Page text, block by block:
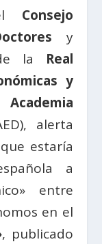
Consejo
y
la Real
y
Academia
alerta
estaría
a
entre
en el
, publicado